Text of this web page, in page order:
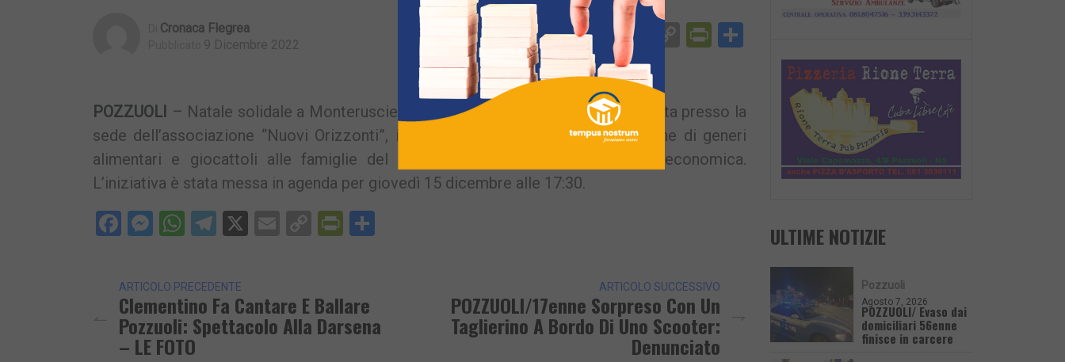
Cronaca Flegrea
9 Dicembre 2022 Facebook
Messenger
WhatsApp
Telegram
X EmailCopyPrintFriendly
POZZUOLI – Natale solidale a Monterusciello. In occasione della festa organizzata presso la
sede dell’associazione “Nuovi Orizzonti”, in via Saba 63, si terrà la distribuzione di generi
alimentari e giocattoli alle famiglie del territorio che versano in difficoltà economica.
L’iniziativa è stata messa in agenda per giovedì 15 dicembre alle 17:30.
Facebook
Messenger
WhatsApp
Telegram
X EmailCopyPrintFriendly
ARTICOLO PRECEDENTE
Clementino Fa Cantare E Ballare
Pozzuoli: Spettacolo Alla Darsena
– LE FOTO
ARTICOLO SUCCESSIVO
POZZUOLI/17enne Sorpreso Con Un
Taglierino A Bordo Di Uno Scooter:
Denunciato
ULTIME NOTIZIE
Pozzuoli
Agosto 7, 2026
POZZUOLI/ Evaso dai
domiciliari 56enne
finisce in carcere